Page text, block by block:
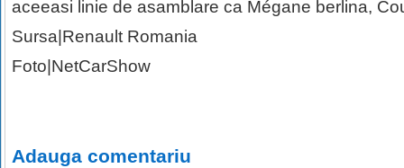
aceeasi linie de asamblare ca Mégane berlina,
Sursa|Renault Romania
Foto|NetCarShow
Adauga comentariu